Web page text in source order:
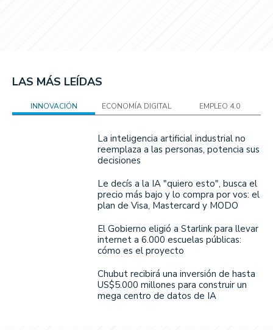
LAS MÁS LEÍDAS
INNOVACIÓN ECONOMÍA DIGITAL EMPLEO 4.0
La inteligencia artificial industrial no
reemplaza a las personas, potencia sus
decisiones
Le decís a la IA "quiero esto", busca el
precio más bajo y lo compra por vos: el
plan de Visa, Mastercard y MODO
El Gobierno eligió a Starlink para llevar
internet a 6.000 escuelas públicas:
cómo es el proyecto
Chubut recibirá una inversión de hasta
US$5.000 millones para construir un
mega centro de datos de IA